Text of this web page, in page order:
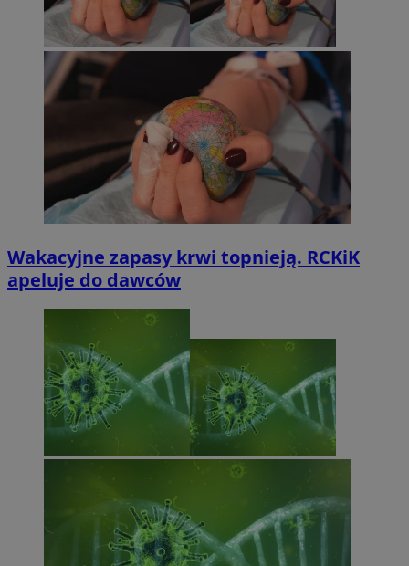
Wakacyjne zapasy krwi topnieją. RCKiK
apeluje do dawców